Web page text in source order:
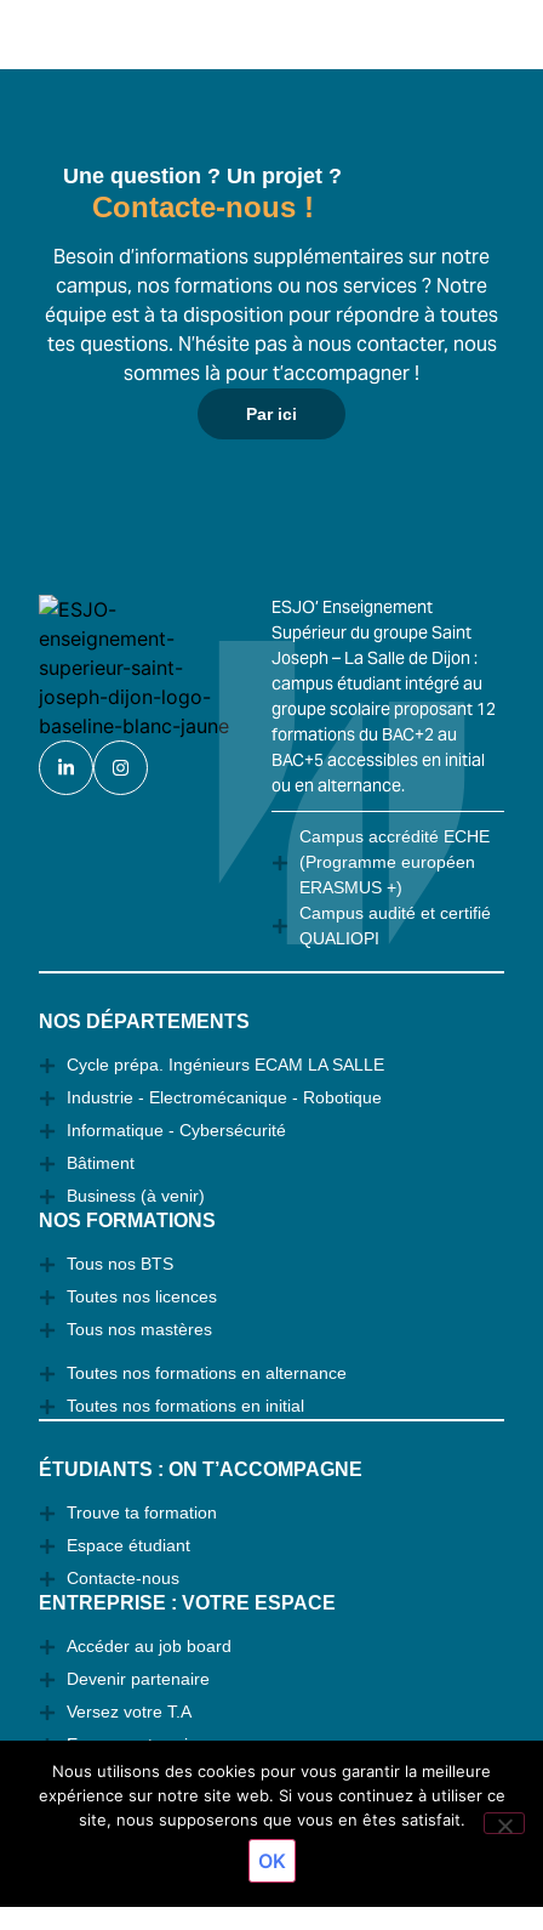
Une question ? Un projet ?
Contacte-nous !
Besoin d’informations supplémentaires sur notre
campus, nos formations ou nos services ? Notre
équipe est à ta disposition pour répondre à toutes
tes questions. N’hésite pas à nous contacter, nous
sommes là pour t’accompagner !
Par ici
ESJO’ Enseignement
Supérieur du groupe Saint
Joseph – La Salle de Dijon :
campus étudiant intégré au
groupe scolaire proposant 12
formations du BAC+2 au
BAC+5 accessibles en initial
ou en alternance.
Campus accrédité ECHE
(Programme européen
ERASMUS +)
Campus audité et certifié
QUALIOPI
NOS DÉPARTEMENTS
Cycle prépa. Ingénieurs ECAM LA SALLE
Industrie - Electromécanique - Robotique
Informatique - Cybersécurité
Bâtiment
Business (à venir)
NOS FORMATIONS
Tous nos BTS
Toutes nos licences
Tous nos mastères
Toutes nos formations en alternance
Toutes nos formations en initial
ÉTUDIANTS : ON T’ACCOMPAGNE
Trouve ta formation
Espace étudiant
Contacte-nous
ENTREPRISE : VOTRE ESPACE
Accéder au job board
Devenir partenaire
Versez votre T.A
Espace entreprise
Contactez-nous
TAUX DE RÉUSSITE
Nous utilisons des cookies pour vous garantir la meilleure
expérience sur notre site web. Si vous continuez à utiliser ce
site, nous supposerons que vous en êtes satisfait.
OK